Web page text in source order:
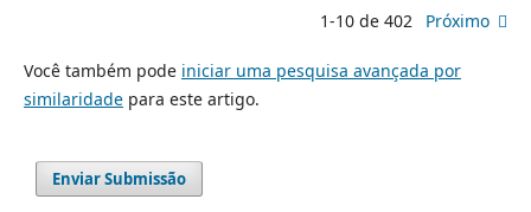
1-10 de 402 Próximo
Você também pode iniciar uma pesquisa avançada por
similaridadepara este artigo.
Enviar Submissão